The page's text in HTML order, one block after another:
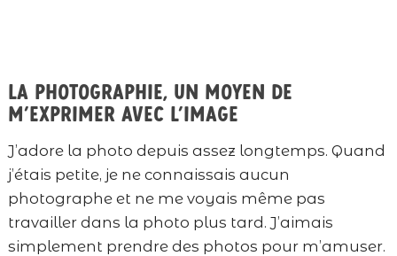
La photographie, un moyen de
m’exprimer avec l’image
J’adore la photo depuis assez longtemps. Quand
j’étais petite, je ne connaissais aucun
photographe et ne me voyais même pas
travailler dans la photo plus tard. J’aimais
simplement prendre des photos pour m’amuser.